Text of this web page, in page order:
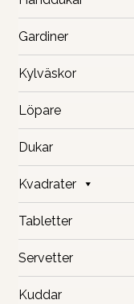
Gardiner
Kylväskor
Löpare
Dukar
Kvadrater
Tabletter
Servetter
Kuddar